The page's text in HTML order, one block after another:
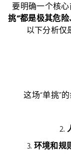
要明确一个核心
挑”都是极其危
以下分析仅
这场“单挑”
2.
3.环境和规